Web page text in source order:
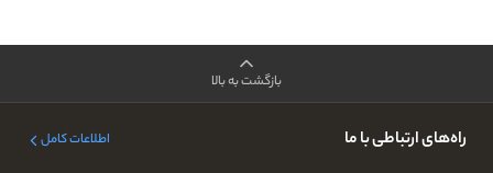
بازگشت به بالا
راه‌های ارتباطی با ما اطلاعات کامل